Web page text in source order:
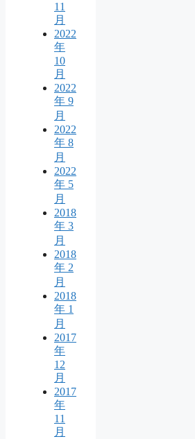
11
月
2022
年
10
月
2022
年 9
月
2022
年 8
月
2022
年 5
月
2018
年 3
月
2018
年 2
月
2018
年 1
月
2017
年
12
月
2017
年
11
月